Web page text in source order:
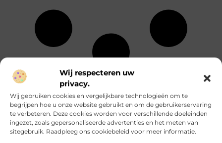
Wij respecteren uw
privacy.
Wij gebruiken cookies en vergelijkbare technologieën om te
begrijpen hoe u onze website gebruikt en om de gebruikerservaring
te verbeteren. Deze cookies worden voor verschillende doeleinden
ingezet, zoals gepersonaliseerde advertenties en het meten van
sitegebruik. Raadpleeg ons cookiebeleid voor meer informatie.
Alle
onderwerpen
Aanbiedingen
Afvalverwerking
Alarmsysteem
Energie
Eten en drinken
Financieel
Fotografie
Geschenken
Gezondheid
Particuliere
Rechten
Relatie
Sport
Startpaginas
Telefonie